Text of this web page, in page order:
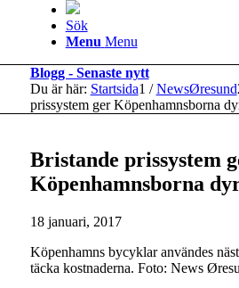
Sök
Menu Menu
Blogg - Senaste nytt
Du är här: Startsida1 / NewsØresund
prissystem ger Köpenhamnsborna
Bristande prissystem
Köpenhamnsborna
18 januari, 2017
Köpenhamns bycyklar användes
täcka kostnaderna. Foto: News